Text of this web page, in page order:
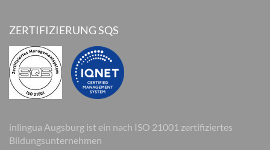
ZERTIFIZIERUNG SQS
inlingua Augsburg ist ein nach ISO 21001 zertifiziertes
Bildungsunternehmen